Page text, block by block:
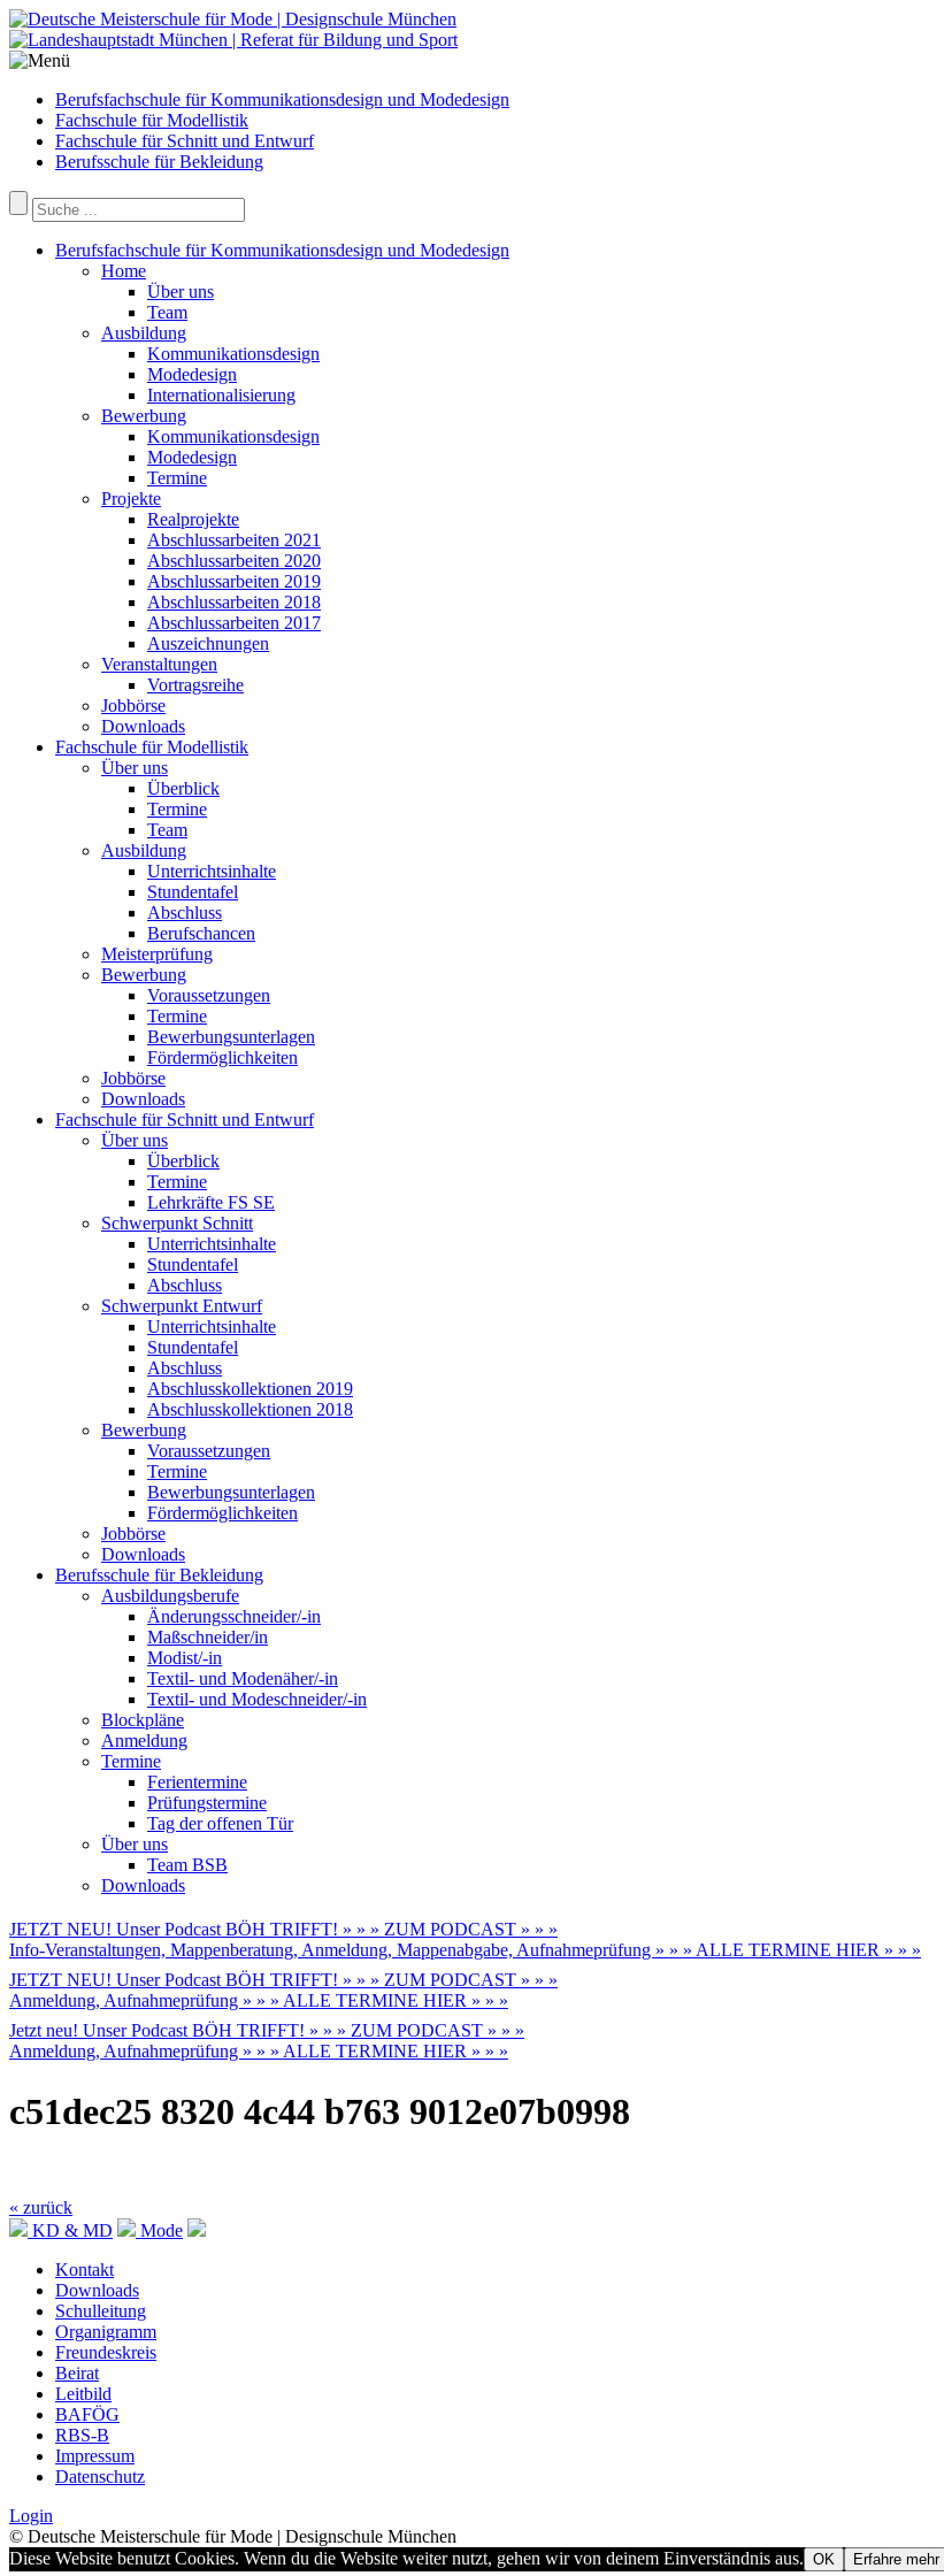
Berufsfachschule für Kommunikationsdesign und Modedesign
Fachschule für Modellistik
Fachschule für Schnitt und Entwurf
Berufsschule für Bekleidung
Berufsfachschule für Kommunikationsdesign und Modedesign
Home
Über uns
Team
Ausbildung
Kommunikationsdesign
Modedesign
Internationalisierung
Bewerbung
Kommunikationsdesign
Modedesign
Termine
Projekte
Realprojekte
Abschlussarbeiten 2021
Abschlussarbeiten 2020
Abschlussarbeiten 2019
Abschlussarbeiten 2018
Abschlussarbeiten 2017
Auszeichnungen
Veranstaltungen
Vortragsreihe
Jobbörse
Downloads
Fachschule für Modellistik
Über uns
Überblick
Termine
Team
Ausbildung
Unterrichtsinhalte
Stundentafel
Abschluss
Berufschancen
Meisterprüfung
Bewerbung
Voraussetzungen
Termine
Bewerbungsunterlagen
Fördermöglichkeiten
Jobbörse
Downloads
Fachschule für Schnitt und Entwurf
Über uns
Überblick
Termine
Lehrkräfte FS SE
Schwerpunkt Schnitt
Unterrichtsinhalte
Stundentafel
Abschluss
Schwerpunkt Entwurf
Unterrichtsinhalte
Stundentafel
Abschluss
Abschlusskollektionen 2019
Abschlusskollektionen 2018
Bewerbung
Voraussetzungen
Termine
Bewerbungsunterlagen
Fördermöglichkeiten
Jobbörse
Downloads
Berufsschule für Bekleidung
Ausbildungsberufe
Änderungsschneider/-in
Maßschneider/in
Modist/-in
Textil- und Modenäher/-in
Textil- und Modeschneider/-in
Blockpläne
Anmeldung
Termine
Ferientermine
Prüfungstermine
Tag der offenen Tür
Über uns
Team BSB
Downloads
JETZT NEU! Unser Podcast BÖH TRIFFT! » » » ZUM PODCAST » » »
Info-Veranstaltungen, Mappenberatung, Anmeldung, Mappenabgabe, Aufnahmeprüfung » » » ALLE TERMINE HIER » » »
JETZT NEU! Unser Podcast BÖH TRIFFT! » » » ZUM PODCAST » » »
Anmeldung, Aufnahmeprüfung » » » ALLE TERMINE HIER » » »
Jetzt neu! Unser Podcast BÖH TRIFFT! » » » ZUM PODCAST » » »
Anmeldung, Aufnahmeprüfung » » » ALLE TERMINE HIER » » »
c51dec25 8320 4c44 b763 9012e07b0998
« zurück
KD & MD
Mode
Kontakt
Downloads
Schulleitung
Organigramm
Freundeskreis
Beirat
Leitbild
BAFÖG
RBS-B
Impressum
Datenschutz
Login
© Deutsche Meisterschule für Mode | Designschule München
Diese Website benutzt Cookies. Wenn du die Website weiter nutzt, gehen wir von deinem Einverständnis aus. OK Erfahre mehr